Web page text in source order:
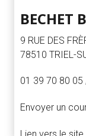
BECHET
9 RUE DES
78510 TRIEL-
01 39 70 80
Envoyer un